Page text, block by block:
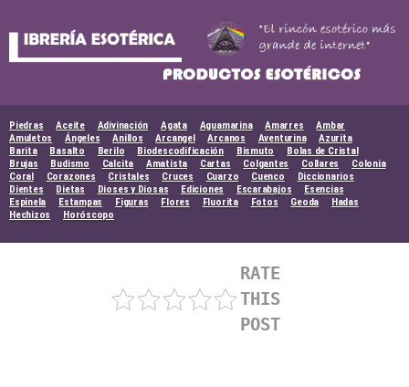
Piedras Aceite Adivinación Agata Aguamarina Amarres
Ambar
Amuletos
Ángeles Anillos Arcangel Arcanos Aventurina
Azurita
Barita
Basalto Berilo Biodescodificación Bismuto
Bolas de Cristal
Brujas
Budismo Calcita Amatista Cartas Colgantes Collares
Colonia
Coral
Corazones Cristales Cruces Cuarzo Cuenco
Diccionarios
Dientes
Dietas Dioses y Diosas Ediciones Escarabajos
Esencias
Espinela
Estampas Figuras Flores Fluorita Fotos Geoda
Hadas
Hechizos
Horóscopo
RATE
THIS
POST